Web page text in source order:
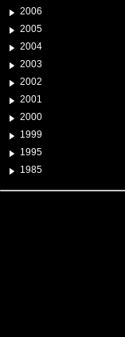
2006
2005
2004
2003
2002
2001
2000
1999
1995
1985